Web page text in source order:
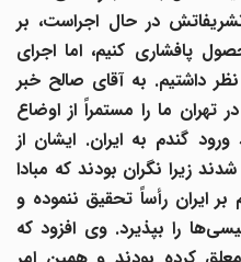
که تشریفاتش در حال اجراست، بر
پافشاری کنیم، اما اجرای
داشتیم. به آقای صالح خبر
تهران ما را مستمراً از اوضاع
گندم به ایران. ایشان از
زیرا نگران بودند که مبادا
ایران رأساً تحقیق ننموده و
ها را بپذیرد. وی افزود که